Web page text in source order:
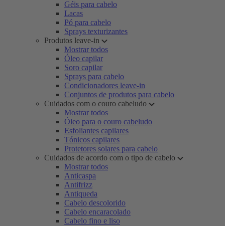
Géis para cabelo
Lacas
Pó para cabelo
Sprays texturizantes
Produtos leave-in
Mostrar todos
Óleo capilar
Soro capilar
Sprays para cabelo
Condicionadores leave-in
Conjuntos de produtos para cabelo
Cuidados com o couro cabeludo
Mostrar todos
Óleo para o couro cabeludo
Esfoliantes capilares
Tónicos capilares
Protetores solares para cabelo
Cuidados de acordo com o tipo de cabelo
Mostrar todos
Anticaspa
Antifrizz
Antiqueda
Cabelo descolorido
Cabelo encaracolado
Cabelo fino e liso